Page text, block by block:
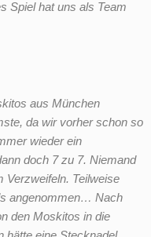
Spiel hat uns als Team
aus München
da wir vorher schon so
wieder ein
doch 7 zu 7. Niemand
Verzweifeln. Teilweise
angenommen… Nach
den Moskitos in die